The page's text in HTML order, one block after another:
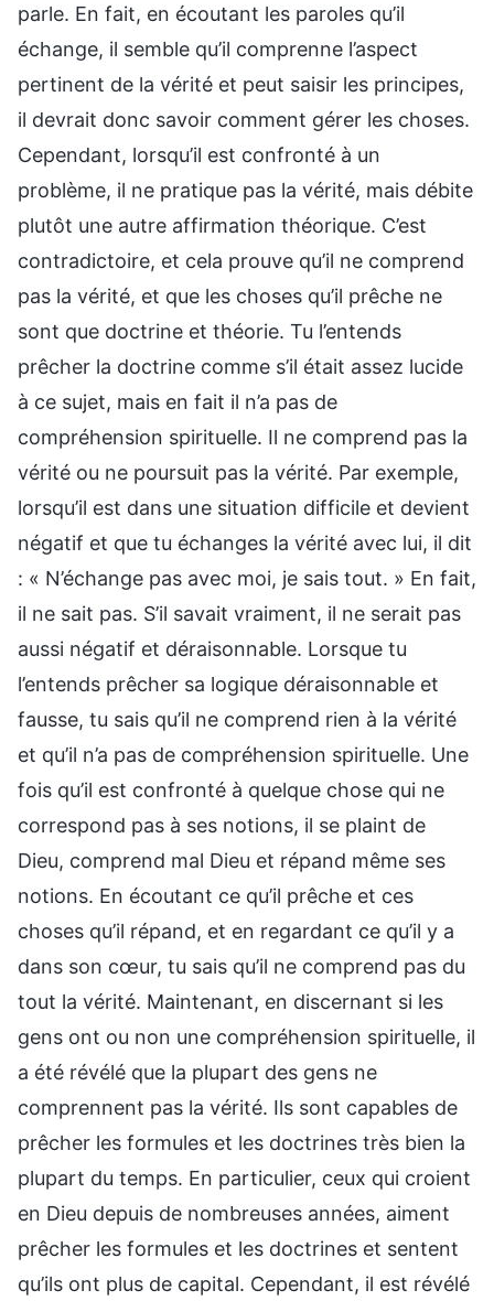
parle. En fait, en écoutant les paroles qu’il
échange, il semble qu’il comprenne l’aspect
pertinent de la vérité et peut saisir les principes,
il devrait donc savoir comment gérer les choses.
Cependant, lorsqu’il est confronté à un
problème, il ne pratique pas la vérité, mais débite
plutôt une autre affirmation théorique. C’est
contradictoire, et cela prouve qu’il ne comprend
pas la vérité, et que les choses qu’il prêche ne
sont que doctrine et théorie. Tu l’entends
prêcher la doctrine comme s’il était assez lucide
à ce sujet, mais en fait il n’a pas de
compréhension spirituelle. Il ne comprend pas la
vérité ou ne poursuit pas la vérité. Par exemple,
lorsqu’il est dans une situation difficile et devient
négatif et que tu échanges la vérité avec lui, il dit
: « N’échange pas avec moi, je sais tout. » En fait,
il ne sait pas. S’il savait vraiment, il ne serait pas
aussi négatif et déraisonnable. Lorsque tu
l’entends prêcher sa logique déraisonnable et
fausse, tu sais qu’il ne comprend rien à la vérité
et qu’il n’a pas de compréhension spirituelle. Une
fois qu’il est confronté à quelque chose qui ne
correspond pas à ses notions, il se plaint de
Dieu, comprend mal Dieu et répand même ses
notions. En écoutant ce qu’il prêche et ces
choses qu’il répand, et en regardant ce qu’il y a
dans son cœur, tu sais qu’il ne comprend pas du
tout la vérité. Maintenant, en discernant si les
gens ont ou non une compréhension spirituelle, il
a été révélé que la plupart des gens ne
comprennent pas la vérité. Ils sont capables de
prêcher les formules et les doctrines très bien la
plupart du temps. En particulier, ceux qui croient
en Dieu depuis de nombreuses années, aiment
prêcher les formules et les doctrines et sentent
qu’ils ont plus de capital. Cependant, il est révélé